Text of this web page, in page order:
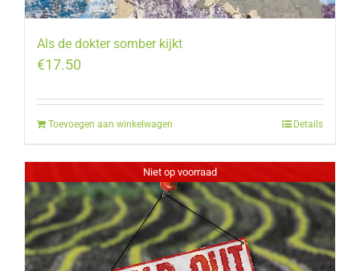
Als de dokter somber kijkt
€17.50
Toevoegen aan winkelwagen Details
Niet op voorraad